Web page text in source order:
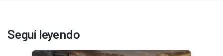
Seguí leyendo